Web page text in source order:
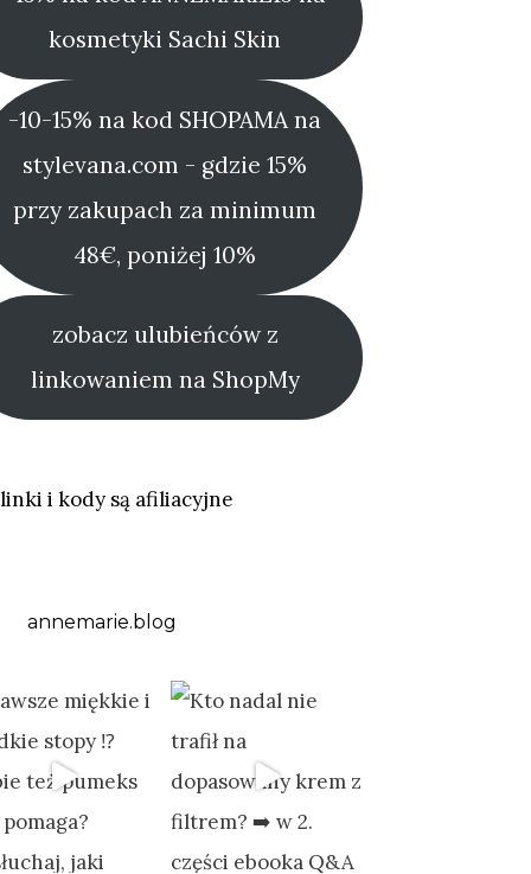
kosmetyki Sachi Skin
-10-15% na kod SHOPAMA na
stylevana.com - gdzie 15%
przy zakupach za minimum
48€, poniżej 10%
zobacz ulubieńców z
linkowaniem na ShopMy
i kody są afiliacyjne
annemarie.blog